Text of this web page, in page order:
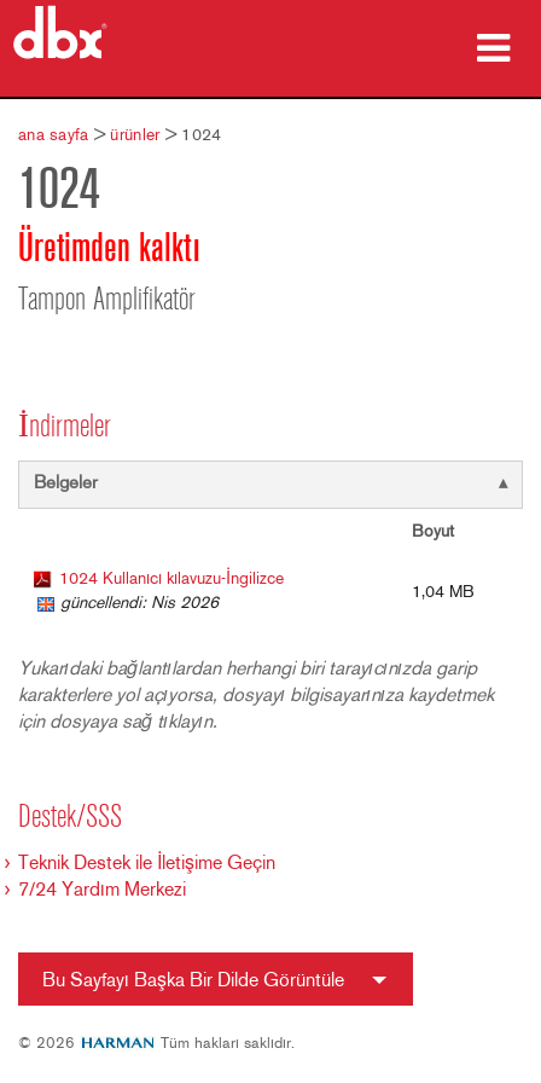
ürünler
Vaka çalışmaları
nereden satın alınır
eğitim
Dil/Bölge
ana sayfa > ürünler> 1024
1024
Üretimden kalktı
Tampon Amplifikatör
İndirmeler
Belgeler
Boyut
1024 Kullanıcı kılavuzu-İngilizce
güncellendi: Nis 2026
1,04 MB
Yukarıdaki bağlantılardan herhangi biri tarayıcınızda garip
karakterlere yol açıyorsa, dosyayı bilgisayarınıza kaydetmek
için dosyaya sağ tıklayın.
Destek/SSS
Teknik Destek ile İletişime Geçin
7/24 Yardım Merkezi
Bu Sayfayı Başka Bir Dilde Görüntüle
© 2026 Tüm hakları saklıdır.